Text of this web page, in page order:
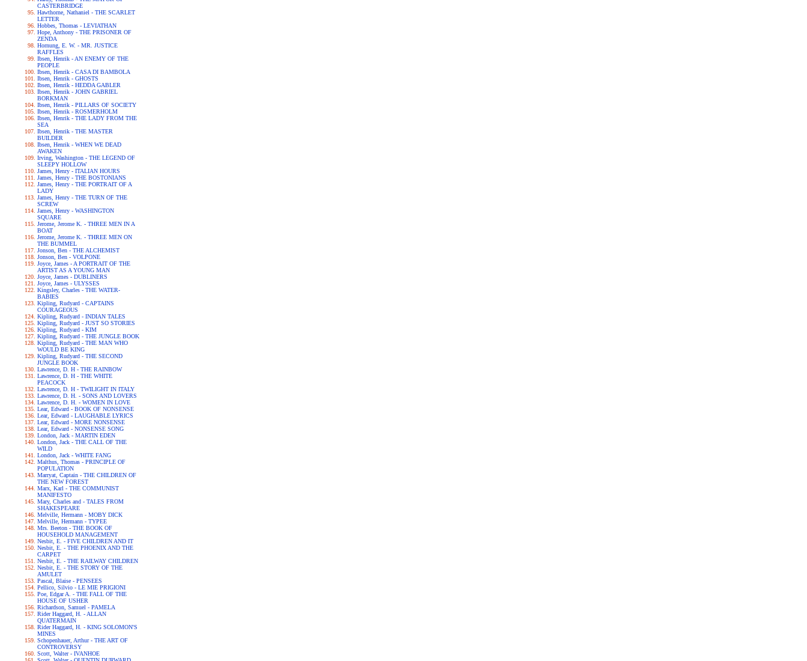
CASTERBRIDGE
Hawthorne, Nathaniel - THE SCARLET
LETTER
Hobbes, Thomas - LEVIATHAN
Hope, Anthony - THE PRISONER OF
ZENDA
Hornung, E. W. - MR. JUSTICE
RAFFLES
Ibsen, Henrik - AN ENEMY OF THE
PEOPLE
Ibsen, Henrik - CASA DI BAMBOLA
Ibsen, Henrik - GHOSTS
Ibsen, Henrik - HEDDA GABLER
Ibsen, Henrik - JOHN GABRIEL
BORKMAN
Ibsen, Henrik - PILLARS OF SOCIETY
Ibsen, Henrik - ROSMERHOLM
Ibsen, Henrik - THE LADY FROM THE
SEA
Ibsen, Henrik - THE MASTER
BUILDER
Ibsen, Henrik - WHEN WE DEAD
AWAKEN
Irving, Washington - THE LEGEND OF
SLEEPY HOLLOW
James, Henry - ITALIAN HOURS
James, Henry - THE BOSTONIANS
James, Henry - THE PORTRAIT OF A
LADY
James, Henry - THE TURN OF THE
SCREW
James, Henry - WASHINGTON
SQUARE
Jerome, Jerome K. - THREE MEN IN A
BOAT
Jerome, Jerome K. - THREE MEN ON
THE BUMMEL
Jonson, Ben - THE ALCHEMIST
Jonson, Ben - VOLPONE
Joyce, James - A PORTRAIT OF THE
ARTIST AS A YOUNG MAN
Joyce, James - DUBLINERS
Joyce, James - ULYSSES
Kingsley, Charles - THE WATER-
BABIES
Kipling, Rudyard - CAPTAINS
COURAGEOUS
Kipling, Rudyard - INDIAN TALES
Kipling, Rudyard - JUST SO STORIES
Kipling, Rudyard - KIM
Kipling, Rudyard - THE JUNGLE BOOK
Kipling, Rudyard - THE MAN WHO
WOULD BE KING
Kipling, Rudyard - THE SECOND
JUNGLE BOOK
Lawrence, D. H - THE RAINBOW
Lawrence, D. H - THE WHITE
PEACOCK
Lawrence, D. H - TWILIGHT IN ITALY
Lawrence, D. H. - SONS AND LOVERS
Lawrence, D. H. - WOMEN IN LOVE
Lear, Edward - BOOK OF NONSENSE
Lear, Edward - LAUGHABLE LYRICS
Lear, Edward - MORE NONSENSE
Lear, Edward - NONSENSE SONG
London, Jack - MARTIN EDEN
London, Jack - THE CALL OF THE
WILD
London, Jack - WHITE FANG
Malthus, Thomas - PRINCIPLE OF
POPULATION
Marryat, Captain - THE CHILDREN OF
THE NEW FOREST
Marx, Karl - THE COMMUNIST
MANIFESTO
Mary, Charles and - TALES FROM
SHAKESPEARE
Melville, Hermann - MOBY DICK
Melville, Hermann - TYPEE
Mrs. Beeton - THE BOOK OF
HOUSEHOLD MANAGEMENT
Nesbit, E. - FIVE CHILDREN AND IT
Nesbit, E. - THE PHOENIX AND THE
CARPET
Nesbit, E. - THE RAILWAY CHILDREN
Nesbit, E. - THE STORY OF THE
AMULET
Pascal, Blaise - PENSEES
Pellico, Silvio - LE MIE PRIGIONI
Poe, Edgar A. - THE FALL OF THE
HOUSE OF USHER
Richardson, Samuel - PAMELA
Rider Haggard, H. - ALLAN
QUATERMAIN
Rider Haggard, H. - KING SOLOMON'S
MINES
Schopenhauer, Arthur - THE ART OF
CONTROVERSY
Scott, Walter - IVANHOE